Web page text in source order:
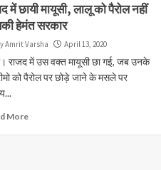
में छायी मायूसी, लालू को पैरोल नहीं
हेमंत सरकार
Amrit Varsha April 13, 2020
राजद में उस वक्त मायूसी छा गई, जब उनके
को पैरोल पर छोड़े जाने के मसले पर
More